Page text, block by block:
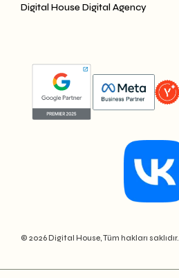
Digital House Digital Agency
© 2026 Digital House, Tüm hakları saklıdır.